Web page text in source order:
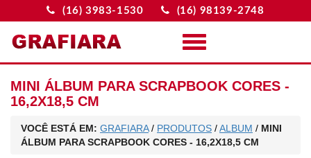
(16) 3983-1530 (16) 98139-2748
Menu
MINI ÁLBUM PARA SCRAPBOOK CORES -
16,2X18,5 CM
VOCÊ ESTÁ EM: GRAFIARA/ PRODUTOS /ALBUM / MINI
ÁLBUM PARA SCRAPBOOK CORES - 16,2X18,5 CM